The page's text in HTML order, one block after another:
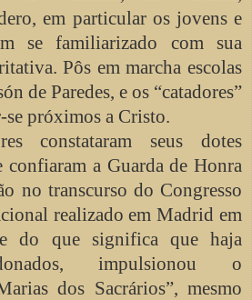
em particular os jovens e
se familiarizado com sua
Pôs em marcha escolas
de Paredes, e os “catadores”
se próximos a Cristo.
constataram seus dotes
confiaram a Guarda de Honra
no transcurso do Congresso
realizado em Madrid em
do que significa que haja
impulsionou o
dos Sacrários”, mesmo